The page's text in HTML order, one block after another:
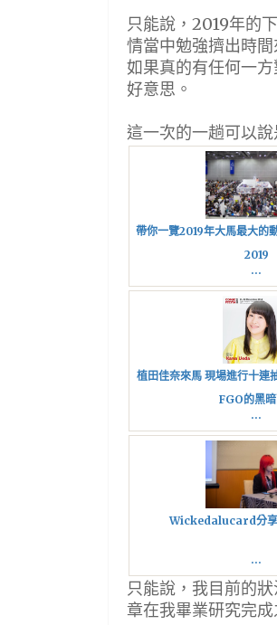
只能說，2019年的
情當中勉強擠出時
如果真的有任何一
好意思。
這一次的一趟可以
帶你一覽2019年大馬最大
2019
...
植田佳奈來馬 現場進行十連
FGO的黑
...
Wickedalucard分享
...
只能說，我目前的
章在我畢業研究完